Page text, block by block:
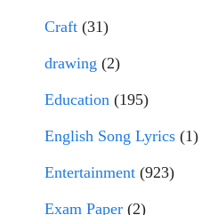
Craft (31)
drawing (2)
Education (195)
English Song Lyrics (1)
Entertainment (923)
Exam Paper (2)